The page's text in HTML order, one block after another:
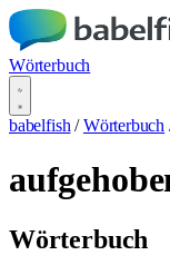
Wörterbuch
babelfish / Wörterbuch
Wörterbuch